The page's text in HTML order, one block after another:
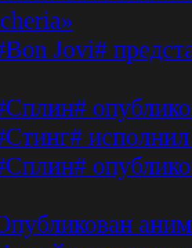
Jovi#